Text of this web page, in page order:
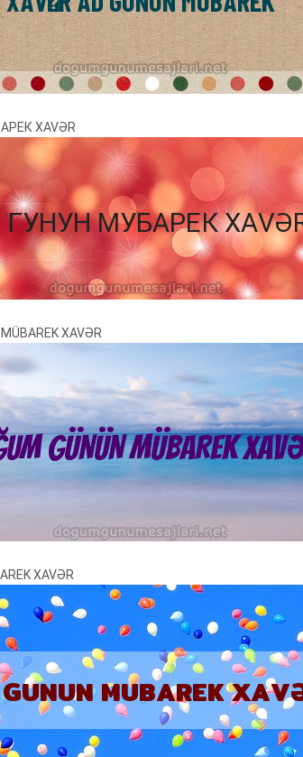
XAVƏR
XAVƏR
XAVƏR